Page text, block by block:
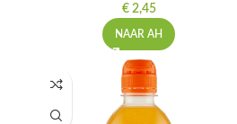
€2,45
NAAR AH